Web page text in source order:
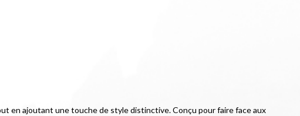
en ajoutant une touche de style distinctive. Conçu pour faire face aux